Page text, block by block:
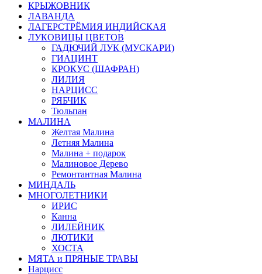
КРЫЖОВНИК
ЛАВАНДА
ЛАГЕРСТРЁМИЯ ИНДИЙСКАЯ
ЛУКОВИЦЫ ЦВЕТОВ
ГАДЮЧИЙ ЛУК (МУСКАРИ)
ГИАЦИНТ
КРОКУС (ШАФРАН)
ЛИЛИЯ
НАРЦИСС
РЯБЧИК
Тюльпан
МАЛИНА
Желтая Малина
Летняя Малина
Малина + подарок
Малиновое Дерево
Ремонтантная Малина
МИНДАЛЬ
МНОГОЛЕТНИКИ
ИРИС
Канна
ЛИЛЕЙНИК
ЛЮТИКИ
ХОСТА
МЯТА и ПРЯНЫЕ ТРАВЫ
Нарцисс